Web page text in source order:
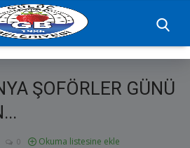
ŞOFÖRLER GÜNÜ
0 Okuma listesine ekle